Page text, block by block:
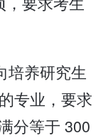
培养研究生
专业，要求
分等于 300